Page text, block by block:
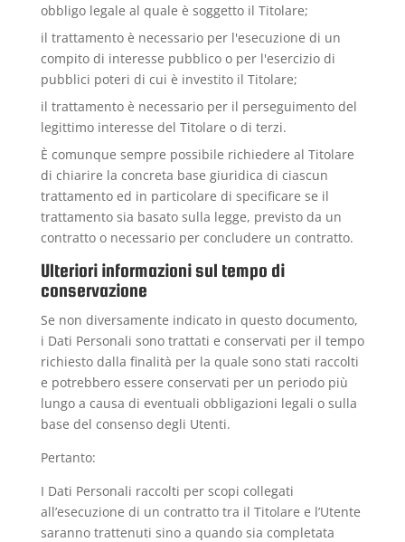
obbligo legale al quale è soggetto il Titolare;
il trattamento è necessario per l'esecuzione di un
compito di interesse pubblico o per l'esercizio di
pubblici poteri di cui è investito il Titolare;
il trattamento è necessario per il perseguimento del
legittimo interesse del Titolare o di terzi.
È comunque sempre possibile richiedere al Titolare
di chiarire la concreta base giuridica di ciascun
trattamento ed in particolare di specificare se il
trattamento sia basato sulla legge, previsto da un
contratto o necessario per concludere un contratto.
Ulteriori informazioni sul tempo di
conservazione
Se non diversamente indicato in questo documento,
i Dati Personali sono trattati e conservati per il tempo
richiesto dalla finalità per la quale sono stati raccolti
e potrebbero essere conservati per un periodo più
lungo a causa di eventuali obbligazioni legali o sulla
base del consenso degli Utenti.
Pertanto:
I Dati Personali raccolti per scopi collegati
all’esecuzione di un contratto tra il Titolare e l’Utente
saranno trattenuti sino a quando sia completata